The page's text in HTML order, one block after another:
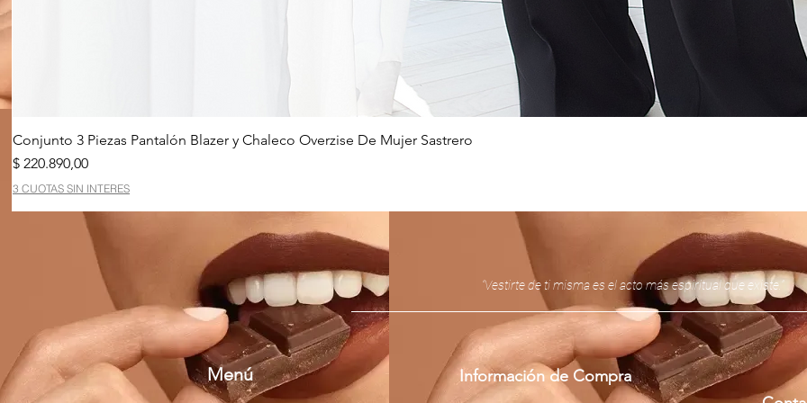
Conjunto 3 Piezas Pantalón Blazer y Chaleco Overzise De Mujer Sastrero
Precio
$ 220.890,00
3 CUOTAS SIN INTERES
“Vestirte de ti misma es el acto más espiritual que existe.”
Menú
Información de Compra